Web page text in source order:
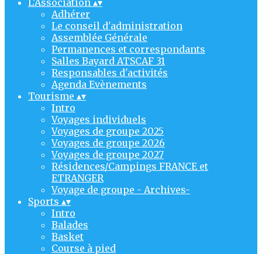
L'Association ▴▾
Adhérer
Le conseil d'administration
Assemblée Générale
Permanences et correspondants
Salles Bayard ATSCAF 31
Responsables d'activités
Agenda Evènements
Tourisme ▴▾
Intro
Voyages individuels
Voyages de groupe 2025
Voyages de groupe 2026
Voyages de groupe 2027
Résidences/Campings FRANCE et
ETRANGER
Voyage de groupe - Archives-
Sports ▴▾
Intro
Balades
Basket
Course à pied